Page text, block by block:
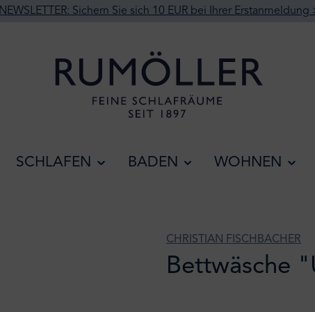
NEWSLETTER: Sichern Sie sich 10 EUR bei Ihrer Erstanmeldung
SCHLAFEN BADEN WOHNEN
CHRISTIAN FISCHBACHER
Bettwäsche